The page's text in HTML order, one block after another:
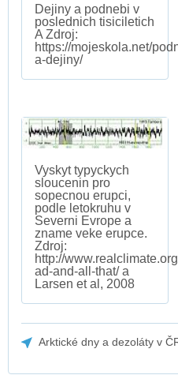
Dejiny a podnebi v
poslednich tisiciletich
A Zdroj:
https://mojeskola.net/
a-dejiny/
Vyskyt typyckych
sloucenin pro
sopecnou erupci,
podle letokruhu v
Severni Evrope a
zname veke erupce.
Zdroj:
http://
ad-and-all-that/ a
Larsen et al, 2008
Arktické dny a dezoláty v